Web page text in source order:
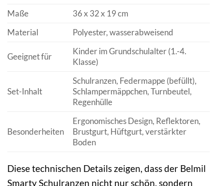
Maße
36 x 32 x 19 cm
Material
Polyester, wasserabweisend
Geeignet für
Kinder im Grundschulalter (1.-4.
Klasse)
Set-Inhalt
Schulranzen, Federmappe (befüllt),
Schlampermäppchen, Turnbeutel,
Regenhülle
Besonderheiten
Ergonomisches Design, Reflektoren,
Brustgurt, Hüftgurt, verstärkter
Boden
Diese technischen Details zeigen, dass der Belmil
Smarty Schulranzen nicht nur schön, sondern